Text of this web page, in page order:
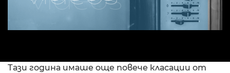
Тази година имаше още повече класации от